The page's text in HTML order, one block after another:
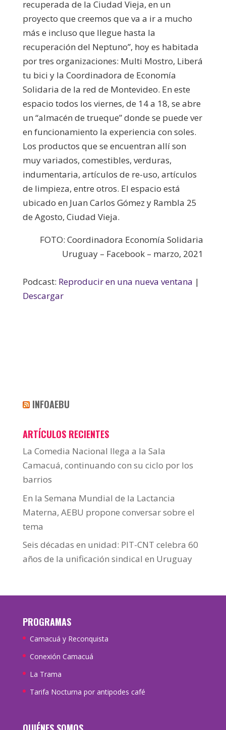
recuperada de la Ciudad Vieja, en un
proyecto que creemos que va a ir a mucho
más e incluso que llegue hasta la
recuperación del Neptuno”, hoy es habitada
por tres organizaciones: Multi Mostro, Liberá
tu bici y la Coordinadora de Economía
Solidaria de la red de Montevideo. En este
espacio todos los viernes, de 14 a 18, se abre
un “almacén de trueque” donde se puede ver
en funcionamiento la experiencia con soles.
Los productos que se encuentran allí son
muy variados, comestibles, verduras,
indumentaria, artículos de re-uso, artículos
de limpieza, entre otros. El espacio está
ubicado en Juan Carlos Gómez y Rambla 25
de Agosto, Ciudad Vieja.
FOTO: Coordinadora Economía Solidaria
Uruguay – Facebook – marzo, 2021
Podcast: Reproducir en una nueva ventana |
Descargar
INFOAEBU
ARTÍCULOS RECIENTES
La Comedia Nacional llega a la Sala
Camacuá, continuando con su ciclo por los
barrios
En la Semana Mundial de la Lactancia
Materna, AEBU propone conversar sobre el
tema
Seis décadas en unidad: PIT-CNT celebra 60
años de la unificación sindical en Uruguay
PROGRAMAS
Camacuá y Reconquista
Conexión Camacuá
La Trama
Tarifa Nocturna por antipodes café